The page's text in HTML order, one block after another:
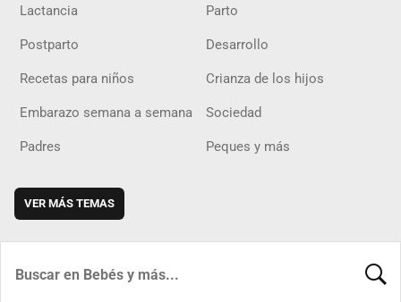
Lactancia Parto
Postparto Desarrollo
Recetas para niños Crianza de los hijos
Embarazo semana a semana Sociedad
Padres Peques y más
VER MÁS TEMAS